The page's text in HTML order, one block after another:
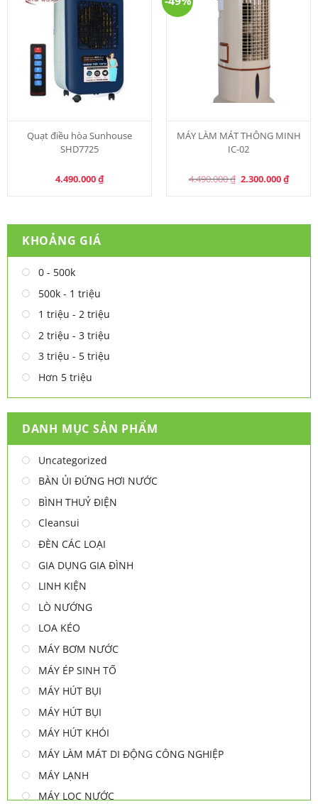
Quạt điều hòa Sunhouse
SHD7725
4.490.000₫
MÁY LÀM MÁT THÔNG MINH
IC-02
4.490.000₫ Original
price
2.300.000₫
price
KHOẢNG GIÁ
0 - 500k
500k - 1 triệu
1 triệu - 2 triệu
2 triệu - 3 triệu
3 triệu - 5 triệu
Hơn 5 triệu
DANH MỤC SẢN PHẨM
Uncategorized
BÀN ỦI ĐỨNG HƠI NƯỚC
BÌNH THUỶ ĐIỆN
Cleansui
ĐÈN CÁC LOẠI
GIA DỤNG GIA ĐÌNH
LINH KIỆN
LÒ NƯỚNG
LOA KÉO
MÁY BƠM NƯỚC
MÁY ÉP SINH TỐ
MÁY HÚT BỤI
MÁY HÚT BỤI
MÁY HÚT KHÓI
MÁY LÀM MÁT DI ĐỘNG CÔNG NGHIỆP
MÁY LẠNH
MÁY LỌC NƯỚC